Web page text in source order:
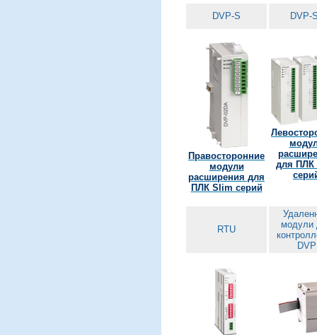
DVP-S DVP-
Правосторонние
модули
расширения для
ПЛК Slim серий
для ПЛК
RTU
модули
DVP